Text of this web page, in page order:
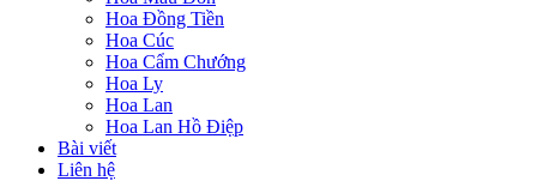
Hoa Đồng Tiền
Hoa Cúc
Hoa Cẩm Chướng
Hoa Ly
Hoa Lan
Hoa Lan Hồ Điệp
Bài viết
Liên hệ